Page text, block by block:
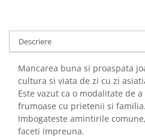
Descriere
Mancarea buna si proaspata
cultura si viata de zi cu zi
Este vazut ca o modalitate de
frumoase cu prietenii si familia.
Imbogateste amintirile
faceti impreuna.